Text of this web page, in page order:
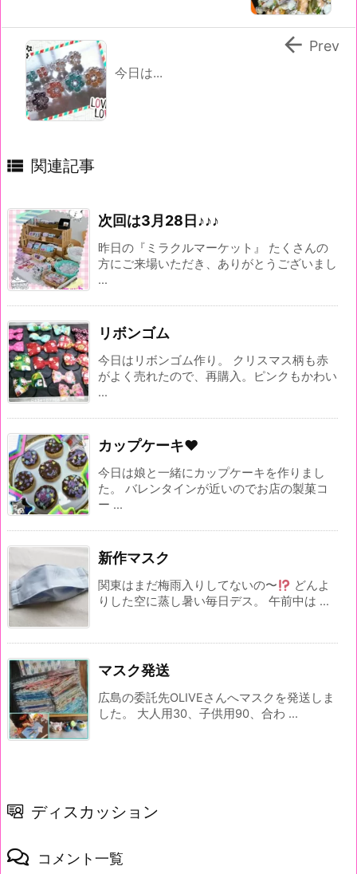
今日は...
 Prev
 関連記事
次回は3月28日♪♪♪
昨日の『ミラクルマーケット』 たくさんの
方にご来場いただき、ありがとうございまし
...
リボンゴム
今日はリボンゴム作り。 クリスマス柄も赤
がよく売れたので、再購入。ピンクもかわい
...
カップケーキ♥
今日は娘と一緒にカップケーキを作りまし
た。 バレンタインが近いのでお店の製菓コ
ー ...
新作マスク
関東はまだ梅雨入りしてないの〜
どんよ
りした空に蒸し暑い毎日デス。 午前中は ...
マスク発送
広島の委託先OLIVEさんへマスクを発送しま
した。 大人用30、子供用90、合わ ...
ディスカッション
コメント一覧